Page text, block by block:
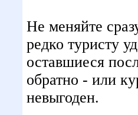
Не меняйте
редко туристу
оставшиеся
обратно - или
невыгоден.